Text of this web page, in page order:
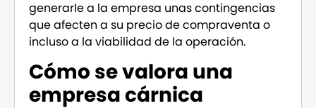
generarle a la empresa unas contingencias
que afecten a su precio de compraventa o
incluso a la viabilidad de la operación.
Cómo se valora una
empresa cárnica